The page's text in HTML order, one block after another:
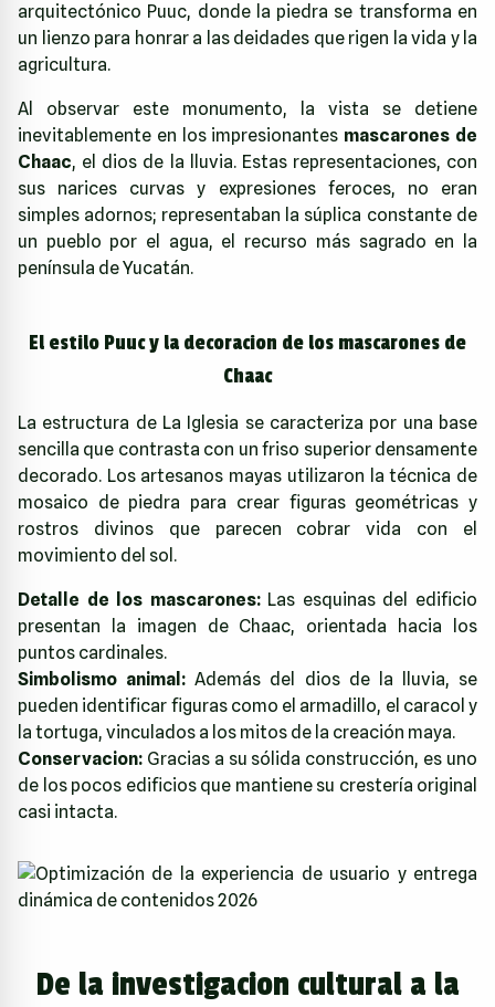
arquitectónico Puuc, donde la piedra se transforma en
un lienzo para honrar a las deidades que rigen la vida y la
agricultura.
Al observar este monumento, la vista se detiene
inevitablemente en los impresionantes mascarones de
Chaac, el dios de la lluvia. Estas representaciones, con
sus narices curvas y expresiones feroces, no eran
simples adornos; representaban la súplica constante de
un pueblo por el agua, el recurso más sagrado en la
península de Yucatán.
El estilo Puuc y la decoracion de los mascarones de
Chaac
La estructura de La Iglesia se caracteriza por una base
sencilla que contrasta con un friso superior densamente
decorado. Los artesanos mayas utilizaron la técnica de
mosaico de piedra para crear figuras geométricas y
rostros divinos que parecen cobrar vida con el
movimiento del sol.
Detalle de los mascarones:Las esquinas del edificio
presentan la imagen de Chaac, orientada hacia los
puntos cardinales.
Simbolismo animal: Además del dios de la lluvia, se
pueden identificar figuras como el armadillo, el caracol y
la tortuga, vinculados a los mitos de la creación maya.
Conservacion: Gracias a su sólida construcción, es uno
de los pocos edificios que mantiene su crestería original
casi intacta.
De la investigacion cultural a la